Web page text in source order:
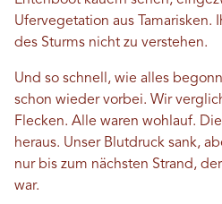
Ufervegetation aus Tamarisken.
des Sturms nicht zu verstehen.
Und so schnell, wie alles
schon wieder vorbei. Wir
Flecken. Alle waren wohlauf.
heraus. Unser Blutdruck sank,
nur bis zum nächsten Strand,
war.